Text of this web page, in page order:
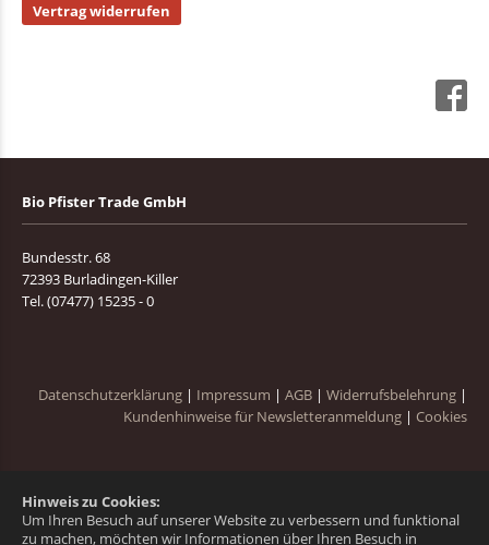
Hinweis zu Cookies:
Um Ihren Besuch auf unserer Website zu verbessern und funktional
zu machen, möchten wir Informationen über Ihren Besuch in
Vertrag widerrufen
Bio Pfister Trade GmbH
Bundesstr. 68
72393 Burladingen-Killer
Tel. (07477) 15235 - 0
Datenschutzerklärung | Impressum | AGB | Widerrufsbelehrung |
Kundenhinweise für Newsletteranmeldung | Cookies